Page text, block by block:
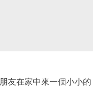
友在家中來一個小小的